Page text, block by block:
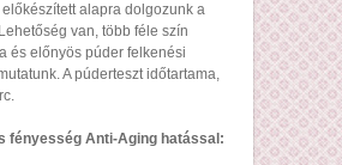
alapra dolgozunk a
van, több féle szín
és előnyös púder felkenési
A púderteszt időtartama,
fényesség Anti-Aging hatással: